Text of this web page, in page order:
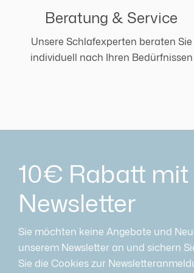
Beratung & Service
Unsere Schlafexperten beraten Sie
individuell nach Ihren Bedürfnissen
10€ Rabatt
Newsletter
Sie möchten keine Angebote und
unserem Newsletter an und sichern
Sie die Cookies zur